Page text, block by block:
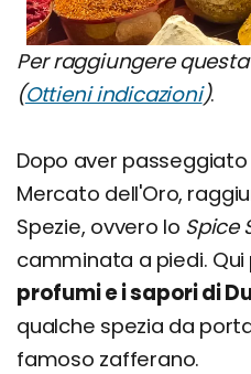
Per raggiungere
(Ottieni indicazioni).
Dopo aver
Mercato dell'Oro,
Spezie, ovvero lo Spice
camminata a piedi.
profumi e i sapori di
qualche spezia da
famoso zafferano.